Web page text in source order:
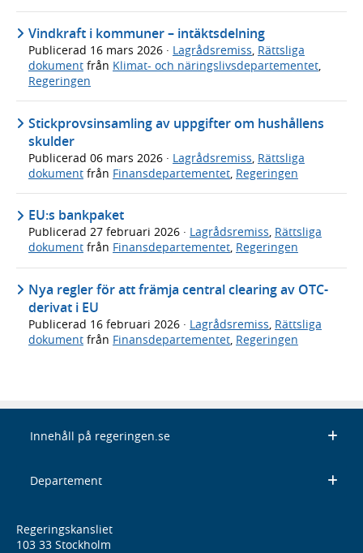
Vindkraft i kommuner – intäktsdelning
Publicerad 16 mars 2026 · Lagrådsremiss, Rättsliga
dokument från Klimat- och näringslivsdepartementet,
Regeringen
Stickprovsinsamling av uppgifter om hushållens
skulder
Publicerad 06 mars 2026 · Lagrådsremiss Rättsliga
dokument från Finansdepartementet Regeringen
EU:s bankpaket
Publicerad 27 februari 2026 · Lagrådsremiss, Rättsliga
dokument från Finansdepartementet, Regeringen
Nya regler för att främja central clearing av OTC-
derivat i EU
Publicerad 16 februari 2026 · Lagrådsremiss, Rättsliga
dokument från Finansdepartementet, Regeringen
Innehåll på regeringen.se
Departement
Regeringskansliet
103 33 Stockholm